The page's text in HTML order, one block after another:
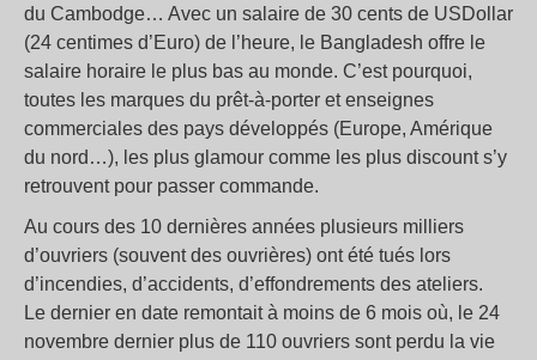
du Cambodge… Avec un salaire de 30 cents de USDollar
(24 centimes d’Euro) de l’heure, le Bangladesh offre le
salaire horaire le plus bas au monde. C’est pourquoi,
toutes les marques du prêt-à-porter et enseignes
commerciales des pays développés (Europe, Amérique
du nord…), les plus glamour comme les plus discount s’y
retrouvent pour passer commande.
Au cours des 10 dernières années plusieurs milliers
d’ouvriers (souvent des ouvrières) ont été tués lors
d’incendies, d’accidents, d’effondrements des ateliers.
Le dernier en date remontait à moins de 6 mois où, le 24
novembre dernier plus de 110 ouvriers sont perdu la vie